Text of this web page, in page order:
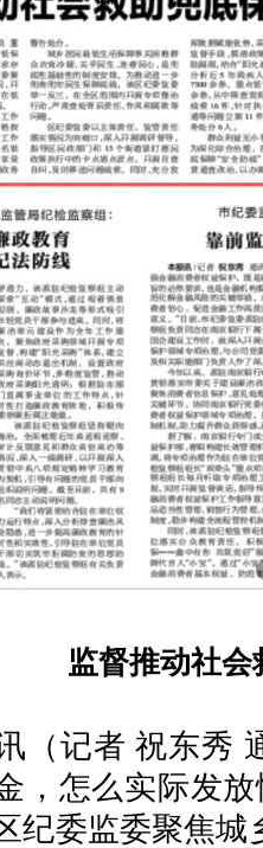
监督推动社
记者 祝东秀 通
，怎么实际发
纪委监委聚焦